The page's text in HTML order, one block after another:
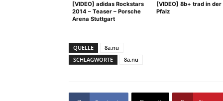
[VIDEO] adidas Rockstars
2014 – Teaser – Porsche
Arena Stuttgart
[VIDEO] 8b+ trad in der
Pfalz
QUELLE
8a.nu
SCHLAGWORTE
8a.nu